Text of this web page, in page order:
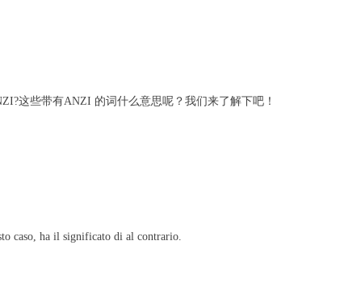
这些带有ANZI 的词什么意思呢？我们来了解下吧！
caso, ha il significato di al contrario.